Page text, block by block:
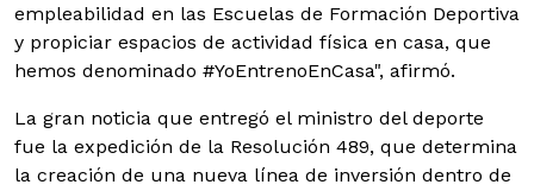
empleabilidad en las Escuelas de Formación Deportiva
y propiciar espacios de actividad física en casa, que
hemos denominado #YoEntrenoEnCasa", afirmó.
La gran noticia que entregó el ministro del deporte
fue la expedición de la Resolución 489, que determina
la creación de una nueva línea de inversión dentro de